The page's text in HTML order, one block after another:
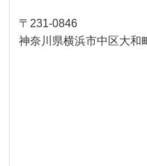
〒231-0846
神奈川県横浜市中区大和